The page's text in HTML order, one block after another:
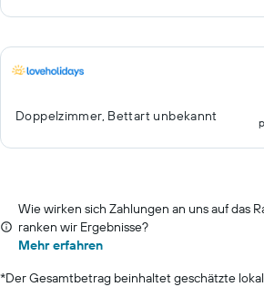
Doppelzimmer, Bettart unbekannt
Wie wirken sich Zahlungen an uns auf das
ranken wir Ergebnisse?
Mehr erfahren
*Der Gesamtbetrag beinhaltet geschätzte